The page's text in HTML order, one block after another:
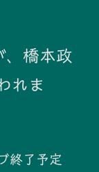
、橋本政
れま
終了予定